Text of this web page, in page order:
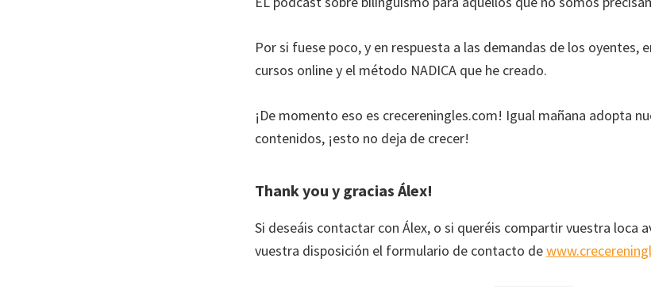
Por si fuese poco, y en respuesta a las demandas de los oyentes,
cursos online y el método NADICA que he creado.
¡De momento eso es crecereningles.com! Igual mañana adopta
contenidos, ¡esto no deja de crecer!
Thank you y gracias Álex!
Si deseáis contactar con Álex, o si queréis compartir vuestra loca
vuestra disposición el formulario de contacto de